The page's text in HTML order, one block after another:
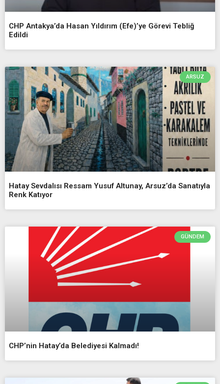
CHP Antakya’da Hasan Yıldırım (Efe)’ye Görevi Tebliğ
Edildi
ARSUZ
Hatay Sevdalısı Ressam Yusuf Altunay, Arsuz’da Sanatıyla
Renk Katıyor
GÜNDEM
CHP’nin Hatay’da Belediyesi Kalmadı!